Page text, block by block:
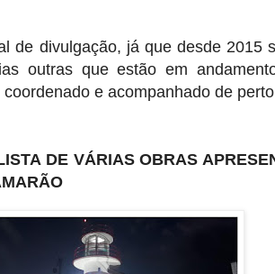
de divulgação, já que desde 2015
outras que estão em
e acompanhado de
DE VÁRIAS OBRAS